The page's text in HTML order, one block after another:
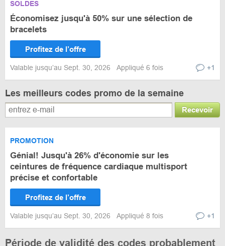
SOLDES
Économisez jusqu'à 50% sur une sélection de
bracelets
Profitez de l’offre
Valable jusqu’au Sept. 30, 2026 Appliqué 6 fois +1
Les meilleurs codes promo de la semaine
Recevoir
PROMOTION
Génial! Jusqu'à 26% d'économie sur les
ceintures de fréquence cardiaque multisport
précise et confortable
Profitez de l’offre
Valable jusqu’au Sept. 30, 2026 Appliqué 8 fois +1
Période de validité des codes probablement